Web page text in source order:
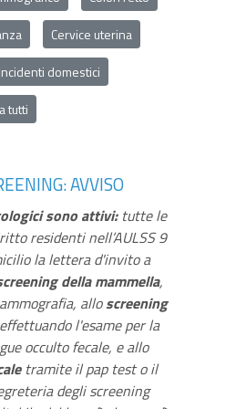
Cervice uterina
Incidenti domestici
tutti
AVVISO
sono attivi:tutte le
residenti nell’AULSS 9
la lettera d'invito a
della mammella,
alloscreening
l'esame per la
occulto fecale, e allo
tramite il pap test o il
degli screening